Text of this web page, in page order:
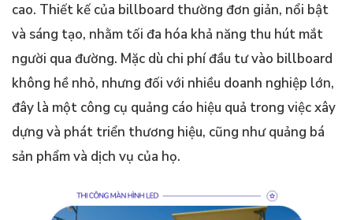
cao. Thiết kế của billboard thường đơn giản, nổi bật
và sáng tạo, nhằm tối đa hóa khả năng thu hút mắt
người qua đường. Mặc dù chi phí đầu tư vào billboard
không hề nhỏ, nhưng đối với nhiều doanh nghiệp lớn,
đây là một công cụ quảng cáo hiệu quả trong việc xây
dựng và phát triển thương hiệu, cũng như quảng bá
sản phẩm và dịch vụ của họ.